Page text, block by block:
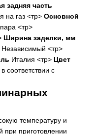
задняя часть
на газ <тр> Основной
<тр>
Ширина заделки, мм
<тр>
Италия <тр> Цвет
с
температуру и
при приготовлении